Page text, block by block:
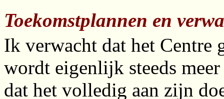
Toekomstplannen en
Ik verwacht dat het Centre
wordt eigenlijk steeds
dat het volledig aan zijn